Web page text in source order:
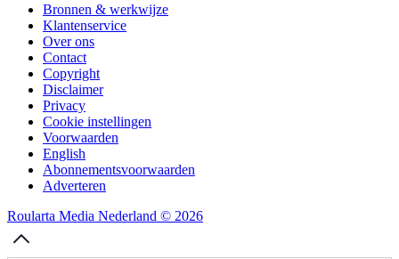
Bronnen & werkwijze
Klantenservice
Over ons
Contact
Copyright
Disclaimer
Privacy
Cookie instellingen
Voorwaarden
English
Abonnementsvoorwaarden
Adverteren
Roularta Media Nederland © 2026